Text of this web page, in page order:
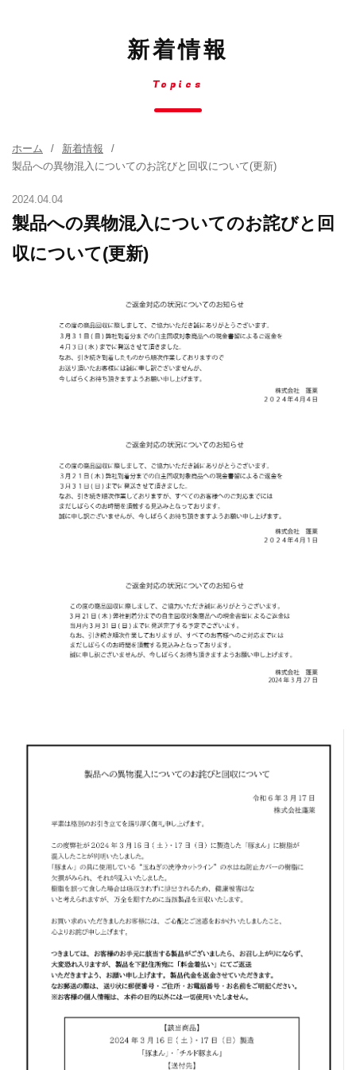
新着情報
Topics
ホーム
新着情報
製品への異物混入についてのお詫びと回収について(更新)
2024.04.04
製品への異物混入についてのお詫びと回
収について(更新)